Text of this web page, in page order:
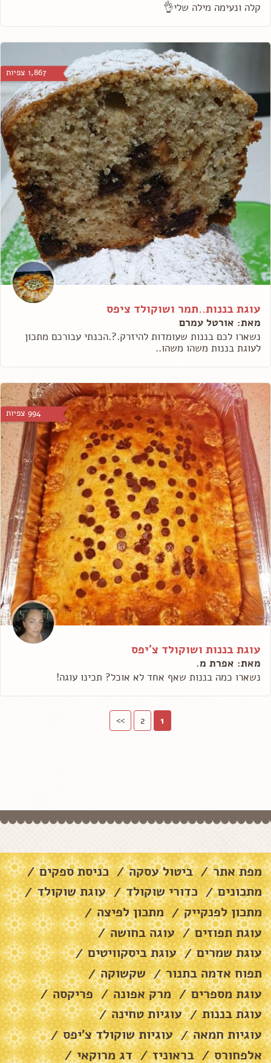
קלה ונעימה מילה שלי👌
1,867 צפיות
עוגת בננות..תמר ושוקולד ציפס
מאת: אורטל עמרם
נשארו לכם בננות שעומדות להיזרק.?.הכנתי עבורכם מתכון
לעוגת בננות משהו משהו..
994 צפיות
עוגת בננות ושוקולד צ'יפס
מאת: אפרת מ.
נשארו כמה בננות שאף אחד לא אוכל? תכינו עוגה!
1
2
>>
מפת אתר / ביטול עסקה / כניסת ספקים /
מתכונים / כדורי שוקולד / עוגת שוקולד /
מתכון לפנקייק / מתכון לפיצה /
עוגת תפוזים / עוגה בחושה /
עוגת שמרים / עוגת ביסקוויטים /
תפוח אדמה בתנור / שקשוקה /
עוגת מספרים / מרק אפונה / פריקסה /
עוגת בננות / עוגיות טחינה /
עוגיות חמאה / עוגיות שוקולד צ׳יפס /
אלפחורס / בראוניז / דג מרוקאי /